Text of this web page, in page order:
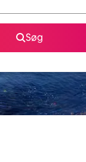
Søg